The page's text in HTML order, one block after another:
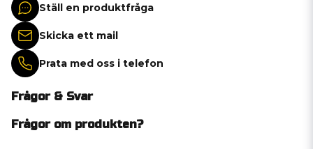
Ställ en produktfråga
Skicka ett mail
Prata med oss i telefon
Frågor & Svar
Frågor om produkten?